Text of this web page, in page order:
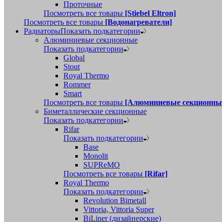
Проточные
Посмотреть все товары [Stiebel Eltron]
Посмотреть все товары [Водонагреватели]
РадиаторыПоказать подкатегории
Алюминиевые секционные
Показать подкатегории
Global
Stout
Royal Thermo
Rommer
Smart
Посмотреть все товары [Алюминиевые
Биметаллические секционные
Показать подкатегории
Rifar
Показать подкатегории
Base
Monolit
SUPReMO
Посмотреть все товары [Rifar]
Royal Thermo
Показать подкатегории
Revolution Bimetall
Vittoria, Vittoria Super
BiLiner (дизайнерские)